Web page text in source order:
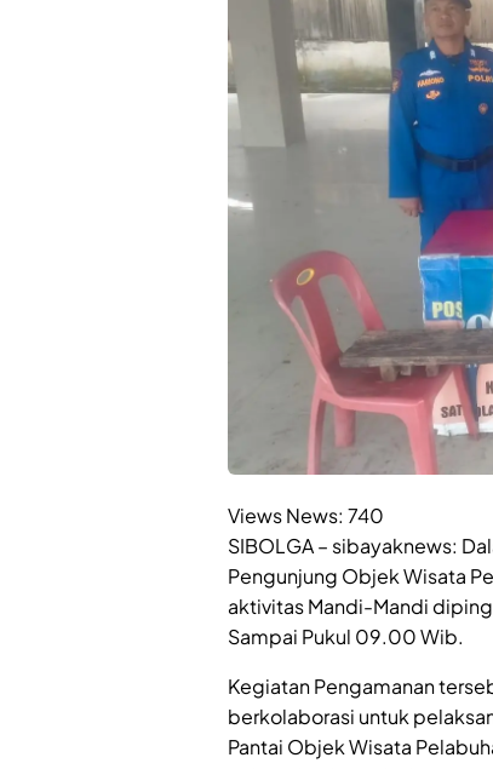
Views News: 740
SIBOLGA – sibayaknews:
Pengunjung Objek Wisata
aktivitas Mandi-Mandi
Sampai Pukul 09.00 Wib.
Kegiatan Pengamanan
berkolaborasi untuk
Pantai Objek Wisata